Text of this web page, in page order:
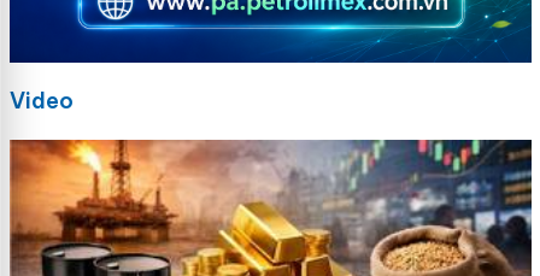
Video